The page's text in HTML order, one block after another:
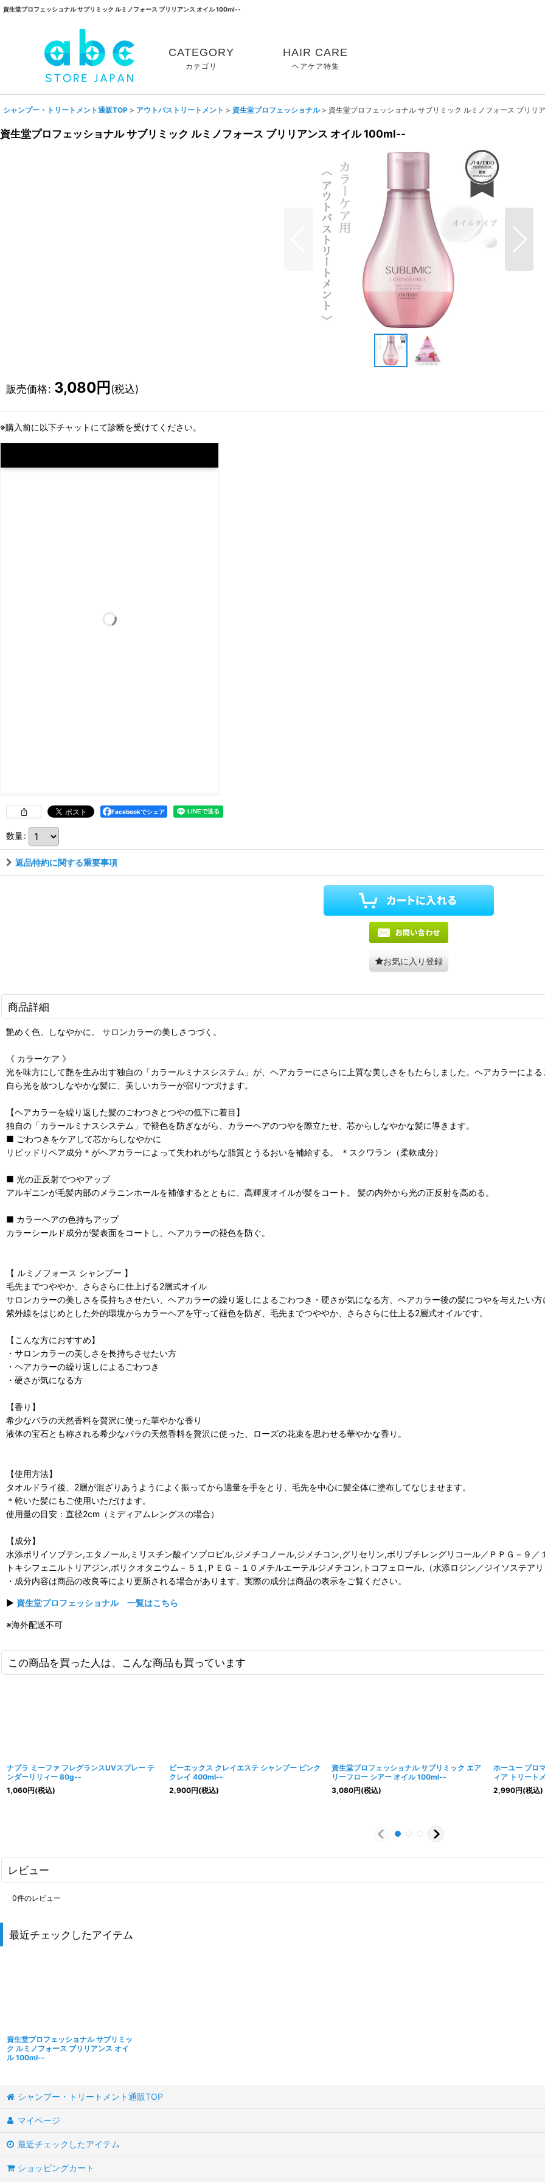
資生堂プロフェッショナル サブリミック ルミノフォース ブリリアンス オイル 100ml--
CATEGORY
カテゴリ
HAIR CARE
ヘアケア特集
シャンプー・トリートメント通販TOP > アウトバストリートメント > 資生堂プロフェッショナル > 資生堂プロフェッショナル サブリミック ルミノフォース ブリリ
資生堂プロフェッショナル サブリミック ルミノフォース ブリリアンス オイル 100ml--
販売価格: 3,080円 (税込)
※購入前に以下チャットにて診断を受けてください。
Facebookでシェア
数量:
返品特約に関する重要事項
お気に入り登録
商品詳細
艶めく色、しなやかに。 サロンカラーの美しさつづく。
《 カラーケア 》
光を味方にして艶を生み出す独自の「カラールミナスシステム」が、ヘアカラーにさらに上質な美しさをもたらしました。ヘアカラーによ
自ら光を放つしなやかな髪に、美しいカラーが宿りつづけます。
【ヘアカラーを繰り返した髪のごわつきとつやの低下に着目】
独自の「カラールミナスシステム」で褪色を防ぎながら、カラーヘアのつやを際立たせ、芯からしなやかな髪に導きます。
■ ごわつきをケアして芯からしなやかに
リピッドリペア成分＊がヘアカラーによって失われがちな脂質とうるおいを補給する。 ＊スクワラン（柔軟成分）
■ 光の正反射でつやアップ
アルギニンが毛髪内部のメラニンホールを補修するとともに、高輝度オイルが髪をコート。 髪の内外から光の正反射を高める。
■ カラーヘアの色持ちアップ
カラーシールド成分が髪表面をコートし、ヘアカラーの褪色を防ぐ。
【 ルミノフォース シャンプー 】
毛先までつややか、さらさらに仕上げる2層式オイル
サロンカラーの美しさを長持ちさせたい、ヘアカラーの繰り返しによるごわつき・硬さが気になる方、ヘアカラー後の髪につやを与えたい方
紫外線をはじめとした外的環境からカラーヘアを守って褪色を防ぎ、毛先までつややか、さらさらに仕上る2層式オイルです。
【こんな方におすすめ】
・サロンカラーの美しさを長持ちさせたい方
・ヘアカラーの繰り返しによるごわつき
・硬さが気になる方
【香り】
希少なバラの天然香料を贅沢に使った華やかな香り
液体の宝石とも称される希少なバラの天然香料を贅沢に使った、ローズの花束を思わせる華やかな香り。
【使用方法】
タオルドライ後、2層が混ざりあうようによく振ってから適量を手をとり、毛先を中心に髪全体に塗布してなじませます。
＊乾いた髪にもご使用いただけます。
使用量の目安：直径2cm（ミディアムレングスの場合）
【成分】
水添ポリイソブテン,エタノール,ミリスチン酸イソプロピル,ジメチコノール,ジメチコン,グリセリン,ポリブチレングリコール／ＰＰＧ－９
トキシフェニルトリアジン,ポリクオタニウム－５１,ＰＥＧ－１０メチルエーテルジメチコン,トコフェロール,（水添ロジン／ジイソステア
・成分内容は商品の改良等により更新される場合があります。実際の成分は商品の表示をご覧ください。
▶ 資生堂プロフェッショナル 一覧はこちら
※海外配送不可
この商品を買った人は、こんな商品も買っています
ナプラ ミーファ フレグランスUVスプレー テ
ンダーリリィー 80g--
1,060円(税込)
ビーエックス クレイエステ シャンプー ピンク
クレイ 400ml--
2,900円(税込)
資生堂プロフェッショナル サブリミック エア
リーフロー シアー オイル 100ml--
3,080円(税込)
ホーユー プロ
ィア トリート
2,990円(税込)
レビュー
0件のレビュー
最近チェックしたアイテム
資生堂プロフェッショナル サブリミッ
ク ルミノフォース ブリリアンス オイ
ル 100ml--
シャンプー・トリートメント通販TOP
マイページ
最近チェックしたアイテム
ショッピングカート